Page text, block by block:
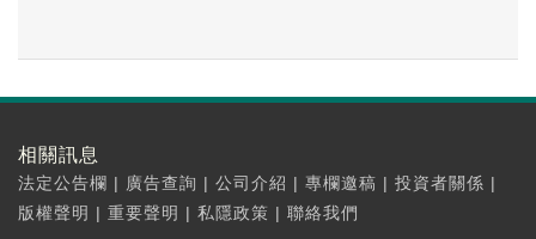
相關訊息
法定公告欄 | 廣告查詢 | 公司介紹 | 專欄邀稿 | 投資者關係 |
版權聲明 | 重要聲明 | 私隱政策 | 聯絡我們